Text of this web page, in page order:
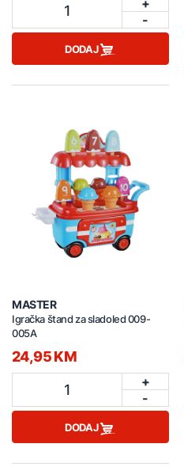
1
-
DODAJ
MASTER
Igračka štand za sladoled 009-
005A
24,95 KM
1
+
-
DODAJ